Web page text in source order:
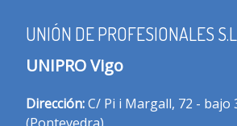
UNIÓN DE PROFESIONALES S.L
UNIPRO Vigo
Dirección:C/ Pi i Margall, 72 - bajo